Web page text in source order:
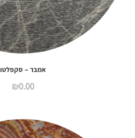
אמבר – סקפלטו
₪0.00